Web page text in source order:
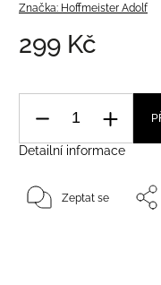
Značka: Hoffmeister Adolf
299 Kč
Detailní informace
Zeptat se